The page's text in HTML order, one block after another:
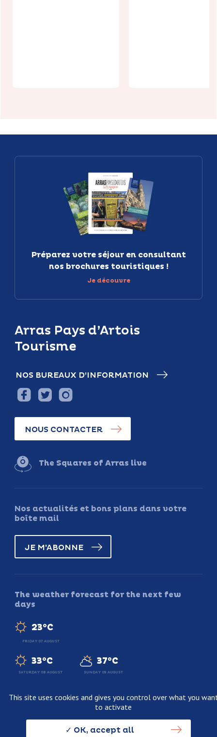
Arras Pays d’Artois
Tourisme
NOS BUREAUX D’INFORMATION
NOUS CONTACTER
The Squares of Arras live
Nos actualités et bons plans dans votre
boîte mail
JE M'ABONNE
The weather forecast for the next few
days
23°C
FRIDAY 07 AUGUST
33°C
SATURDAY 08 AUGUST
37°C
SUNDAY 09 AUGUST
Préparez votre séjour en consultant
nos brochures touristiques !
Je découvre
Personnal data usage policy
This site uses cookies and gives you control over what you
to activate
OK, accept all